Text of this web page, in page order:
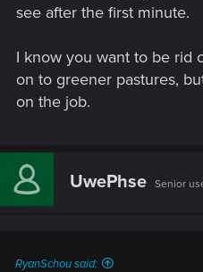
see after the first minute.
I know you want to be rid
on to greener pastures,
on the job.
UwePhse Senior
RyanSchou said: